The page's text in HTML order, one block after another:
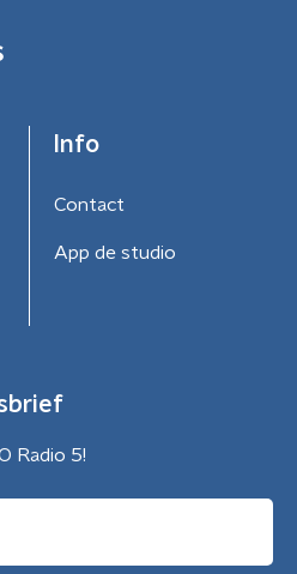
Info
Contact
App de studio
Radio 5!